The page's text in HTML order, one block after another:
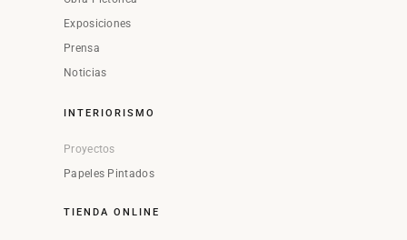
Exposiciones
Prensa
Noticias
INTERIORISMO
Proyectos
Papeles Pintados
TIENDA ONLINE